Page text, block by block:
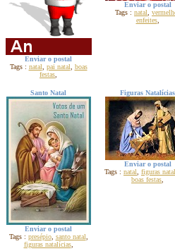
Enviar o postal
Tags : natal, pai natal, boas
festas,
Enviar o postal
Tags : natal
enfeites,
Santo Natal
Enviar o postal
Tags : presépio, santo natal
figuras natalícias,
Figuras Natalícias
Enviar o postal
Tags : natal
figuras
boas festas